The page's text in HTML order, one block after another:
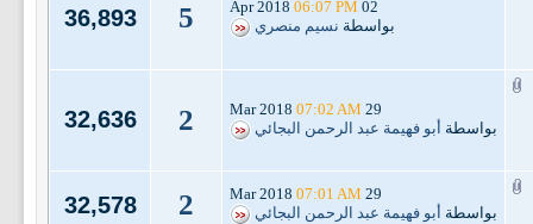
02 Apr 2018
06:07 PM
بواسطة نسيم منصري 5
36,893
29 Mar 2018
07:02 AM
بواسطة أبو فهيمة عبد الرحمن البجائي 2
32,636
29 Mar 2018
07:01 AM
بواسطة أبو فهيمة عبد الرحمن البجائي 2
32,578